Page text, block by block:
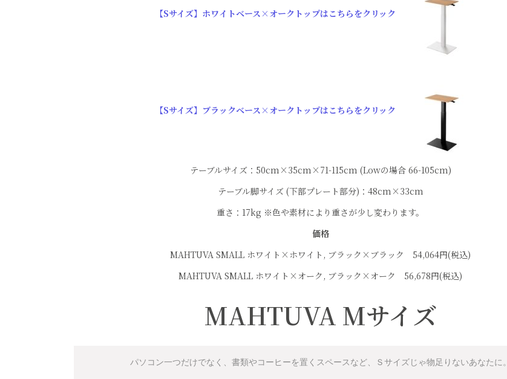
【Sサイズ】ホワイトベース×オークトップはこちらをクリック
【Sサイズ】ブラックベース×オークトップはこちらをクリック
テーブルサイズ：50cm×35cm×71-115cm (Lowの場合 66-105cm)
テーブル脚サイズ (下部プレート部分)：48cm×33cm
重さ：17kg ※色や素材により重さが少し変わります。
価格
MAHTUVA SMALL ホワイト×ホワイト, ブラック×ブラック 54,064円(税込)
MAHTUVA SMALL ホワイト×オーク, ブラック×オーク 56,678円(税込)
MAHTUVA Mサイズ
パソコン一つだけでなく、書類やコーヒーを置くスペースなど、Ｓサイズじゃ物足りないあなたに。